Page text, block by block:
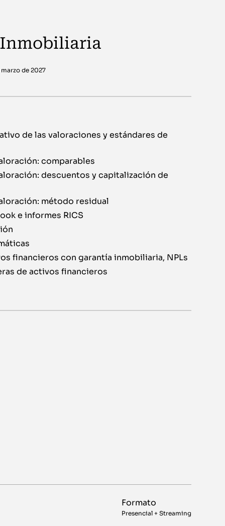
marzo de 2027
de las valoraciones y estándares de
comparables
descuentos y capitalización de
método residual
e informes RICS
financieros con garantía inmobiliaria, NPLs
de activos financieros
Formato
Presencial + Streaming